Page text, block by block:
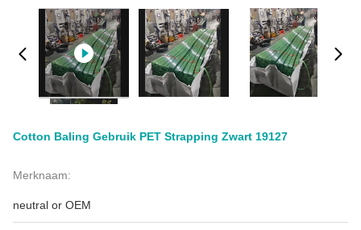
Cotton Baling Gebruik PET Strapping Zwart 19127
Merknaam:
neutral or OEM